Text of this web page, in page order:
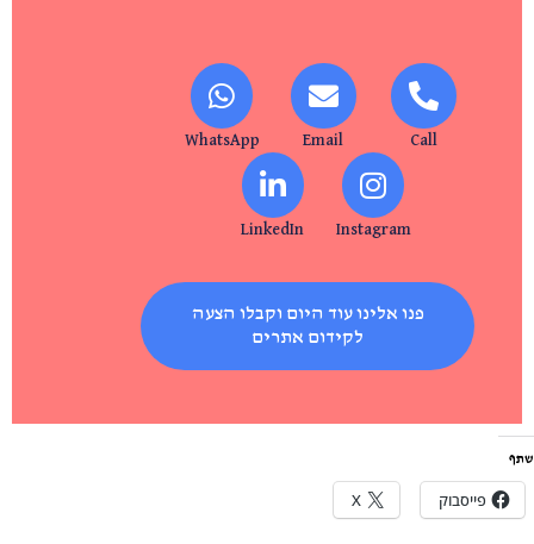
Call
Email
WhatsApp
Instagram
LinkedIn
פנו אלינו עוד היום וקבלו הצעה
לקידום אתרים
שתף
פייסבוק X